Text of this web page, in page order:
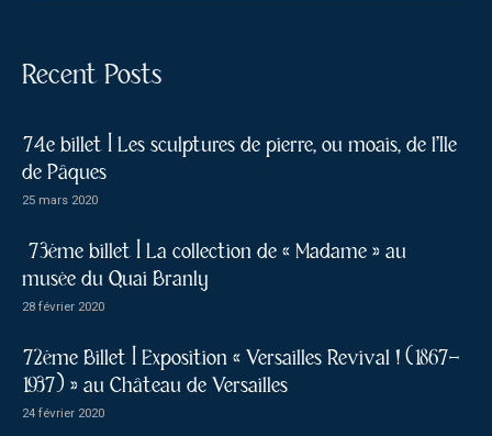
Recent Posts
74e billet | Les sculptures de pierre, ou moais, de l’Ile
de Pâques
25 mars 2020
73ème billet | La collection de « Madame » au
musée du Quai Branly
28 février 2020
72ème Billet | Exposition « Versailles Revival ! (1867-
1937) » au Château de Versailles
24 février 2020